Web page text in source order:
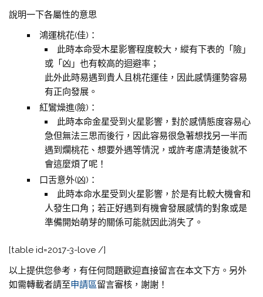
說明一下各屬性的意思
鴻運桃花(佳)：
此時本命受木星影響程度較大，縱有下表的「險」
或「凶」也有較高的迴避率；
此外此時易遇到貴人且桃花運佳，因此感情運勢容易
有正向發展。
紅鸞燥進(險)：
此時本命金星受到火星影響，對於感情態度容易心
急但無法三思而後行，因此容易很急著想找另一半而
遇到爛桃花、想要外遇等情況，或許考慮清楚後就不
會這麼煩了呢！
口舌意外(凶)：
此時本命水星受到火星影響，於是有比較大機會和
人發生口角；若正好遇到有機會發展感情的對象或是
準備開始萌芽的關係可能就因此消失了。
[table id=2017-3-love /]
以上提供您參考，有任何問題歡迎直接留言在本文下方。另外
如需轉載者請至申請區留言審核，謝謝！